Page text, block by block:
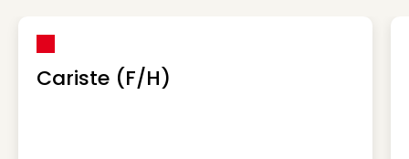
Cariste (F/H)